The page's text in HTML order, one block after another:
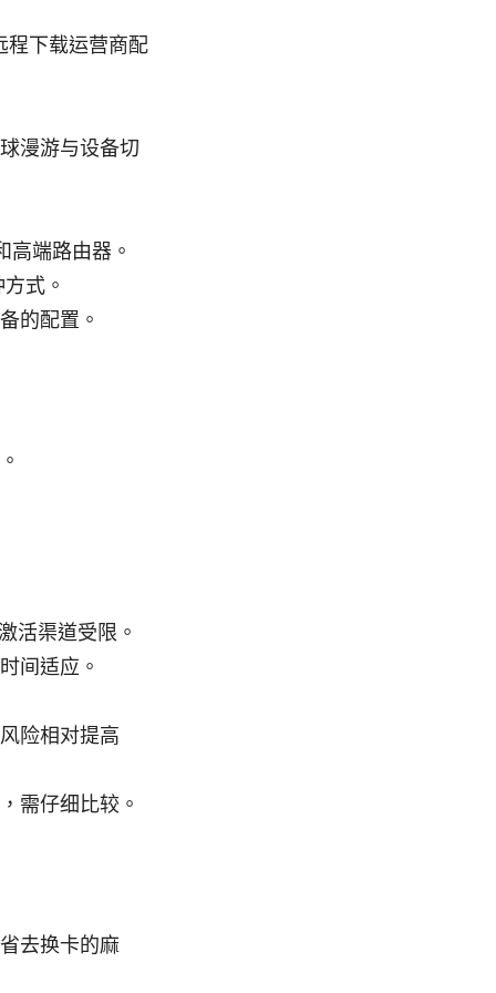
程下载运营商配
漫游与设备切
高端路由器。
式。
的配置。
活渠道受限。
间适应。
险相对提高
需仔细比较。
去换卡的麻